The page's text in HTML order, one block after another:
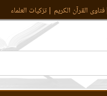
فتاوى القرآن الكريم تزكيات العلماء